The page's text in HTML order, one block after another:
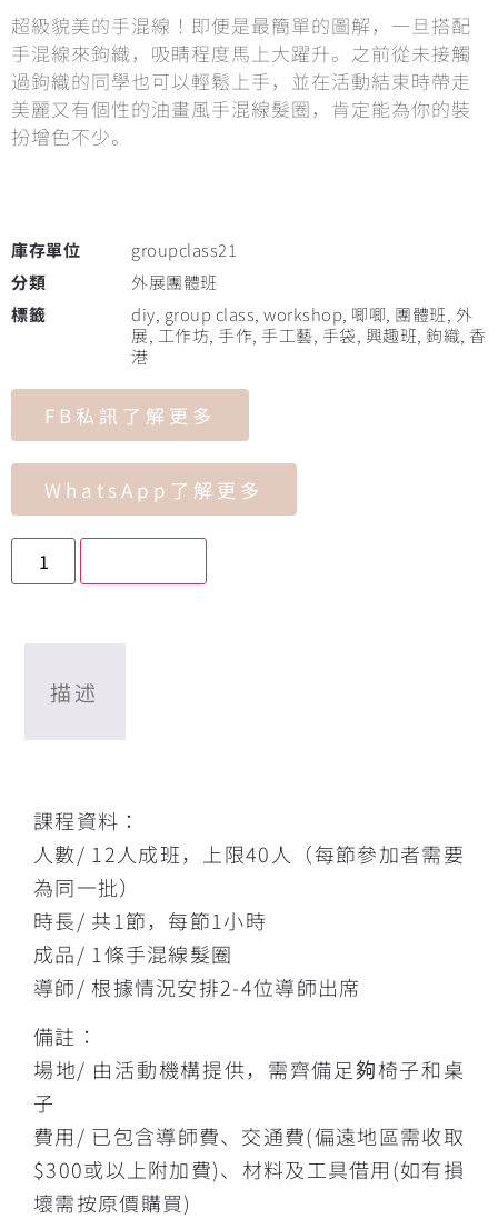
超級貌美的手混線！即便是最簡單的圖解，一旦搭配
手混線來鉤織，吸睛程度馬上大躍升。之前從未接觸
過鉤織的同學也可以輕鬆上手，並在活動結束時帶走
美麗又有個性的油畫風手混線髮圈，肯定能為你的裝
扮增色不少。
庫存單位
groupclass21
分類
外展團體班
標籤
diy, group class, workshop, 唧唧, 團體班, 外
展, 工作坊, 手作, 手工藝, 手袋, 興趣班, 鉤織, 香
港
FB私訊了解更多
WhatsApp了解更多
描述
課程資料：
人數/ 12人成班，上限40人（每節參加者需要
為同一批）
時長/ 共1節，每節1小時
成品/ 1條手混線髮圈
導師/ 根據情況安排2-4位導師出席
備註：
場地/ 由活動機構提供，需齊備足夠椅子和桌
子
費用/ 已包含導師費、交通費(偏遠地區需收取
$300或以上附加費)、材料及工具借用(如有損
壞需按原價購買)